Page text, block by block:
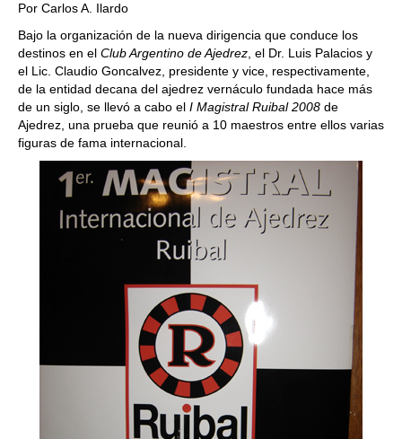
Por Carlos A. Ilardo
Bajo la organización de la nueva dirigencia que conduce los
destinos en el Club Argentino de Ajedrez , el Dr. Luis Palacios y
el Lic. Claudio Goncalvez, presidente y vice, respectivamente,
de la entidad decana del ajedrez vernáculo fundada hace más
de un siglo, se llevó a cabo el I Magistral Ruibal 2008 de
Ajedrez, una prueba que reunió a 10 maestros entre ellos varias
figuras de fama internacional.